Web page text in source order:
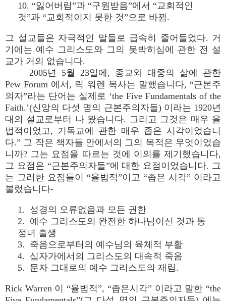
10. “잃어버림”과 “구원받음”에서 “교회적인
것”과 “교회적이지 못한 것”으로 바뀜.
그 설교들은 자극적인 말들로 급속히 줄어들었다. 거
기에는 예수 그리스도와 그의 못박히심에 관한 전 설
교가 거의 없습니다.
2005년 5월 23일에, 종교와 대중의 삶에 관한
Pew Forum 에서, 릭 워렌 목사는 말했습니다, “근본주
의자”라는 단어는 실제로 ‘the Five Fundamentals of the
Faith.’(신앙의 다섯 명의 근본주의자들) 이라는 1920년
대의 설교로부터 나 왔습니다. 그리고 그것은 매우 율
법적이었고, 기독교에 관한 매우 좁은 시각이었습니
다.” 그 작은 책자들 안에서의 그의 목적은 무엇이었습
니까? 그는 요점을 따르는 것에 이의를 제기했습니다,
그 요점은 “근본주의자들”에 대한 요점이었습니다. 그
는 그러한 요점들이 “율법적”이고 “좁은 시각” 이라고
불렀습니다-
1. 성경의 오류없음과 모든 권한
2. 예수 그리스도의 완전한 하나님이신 것과 동
정녀 출생
3. 죽음으로부터의 예수님의 육체적 부활
4. 십자가에서의 그리스도의 대속적 죽음
5. 문자 그대로의 예수 그리스도의 재림.
Rick Warren 이 “율법적”, “좁은시각” 이라고 말한 “the